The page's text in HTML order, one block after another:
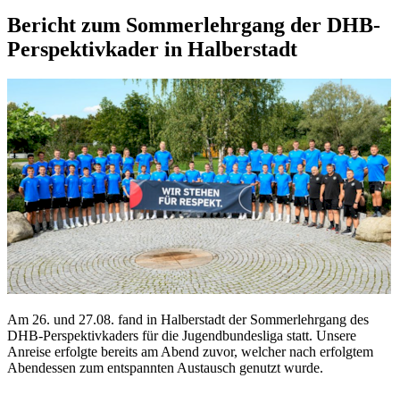
Bericht zum Sommerlehrgang der DHB-
Perspektivkader in Halberstadt
Am 26. und 27.08. fand in Halberstadt der Sommerlehrgang des
DHB-Perspektivkaders für die Jugendbundesliga statt. Unsere
Anreise erfolgte bereits am Abend zuvor, welcher nach erfolgtem
Abendessen zum entspannten Austausch genutzt wurde.